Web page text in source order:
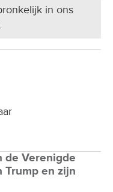
in ons
de Verenigde
Trump en zijn